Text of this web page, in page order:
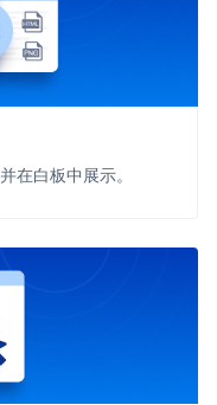
频会议
在白板中展示。